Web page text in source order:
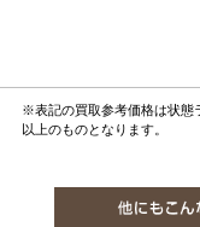
※表記の買取参考価格は状態
以上のものとなります。